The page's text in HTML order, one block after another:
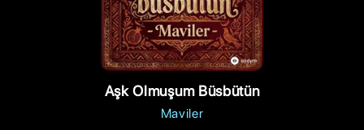
Aşk Olmuşum Büsbütün
Maviler